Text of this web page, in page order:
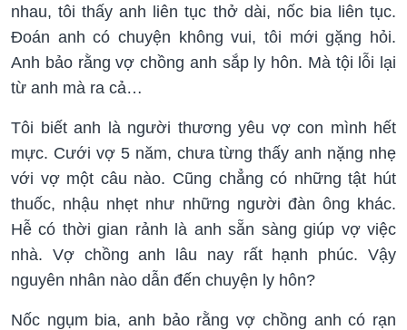
nhau, tôi thấy anh liên tục thở dài, nốc bia liên tục.
Đoán anh có chuyện không vui, tôi mới gặng hỏi.
Anh bảo rằng vợ chồng anh sắp ly hôn. Mà tội lỗi lại
từ anh mà ra cả…
Tôi biết anh là người thương yêu vợ con mình hết
mực. Cưới vợ 5 năm, chưa từng thấy anh nặng nhẹ
với vợ một câu nào. Cũng chẳng có những tật hút
thuốc, nhậu nhẹt như những người đàn ông khác.
Hễ có thời gian rảnh là anh sẵn sàng giúp vợ việc
nhà. Vợ chồng anh lâu nay rất hạnh phúc. Vậy
nguyên nhân nào dẫn đến chuyện ly hôn?
Nốc ngụm bia, anh bảo rằng vợ chồng anh có rạn